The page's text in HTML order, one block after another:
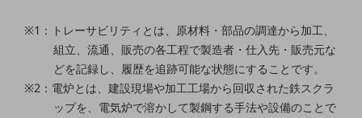
建設業
※1：トレーサビリティとは、原材料・部品の調達から加工、
組立、流通、販売の各工程で製造者・仕入先・販売元な
どを記録し、履歴を追跡可能な状態にすることです。
※2：電炉とは、建設現場や加工工場から回収された鉄スクラ
ップを、電気炉で溶かして製鋼する手法や設備のことで